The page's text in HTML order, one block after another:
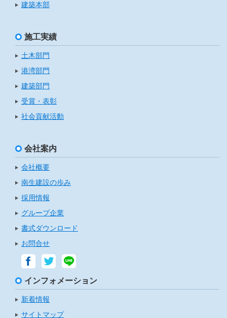
建築本部
施工実績
土木部門
港湾部門
建築部門
受賞・表彰
社会貢献活動
会社案内
会社概要
南生建設の歩み
採用情報
グループ企業
書式ダウンロード
お問合せ
インフォメーション
新着情報
サイトマップ